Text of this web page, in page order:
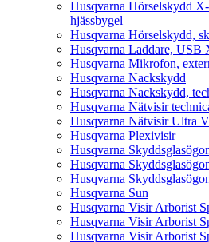
Husqvarna Hörselskydd
hjässbygel
Husqvarna Hörselskydd,
Husqvarna Laddare, USB
Husqvarna Mikrofon,
Husqvarna Nackskydd
Husqvarna Nackskydd,
Husqvarna Nätvisir
Husqvarna Nätvisir Ultra
Husqvarna Plexivisir
Husqvarna
Husqvarna
Husqvarna
Husqvarna Sun
Husqvarna Visir Arborist
Husqvarna Visir Arborist
Husqvarna Visir Arborist